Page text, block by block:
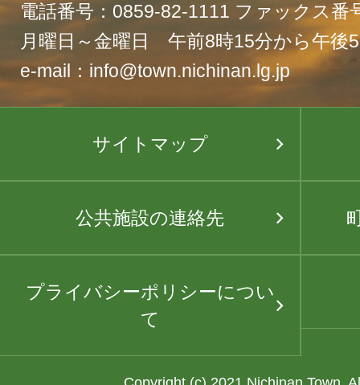
電話番号：0859-82-1111 ファックス番
月曜日～金曜日 午前8時15分から午後
e-mail：info@town.nichinan.lg.jp
サイトマップ
公共施設の連絡先
プライバシーポリシーについ
て